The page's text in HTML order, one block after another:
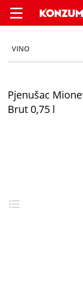
VINO
Pjenušac
Brut 0,75 l